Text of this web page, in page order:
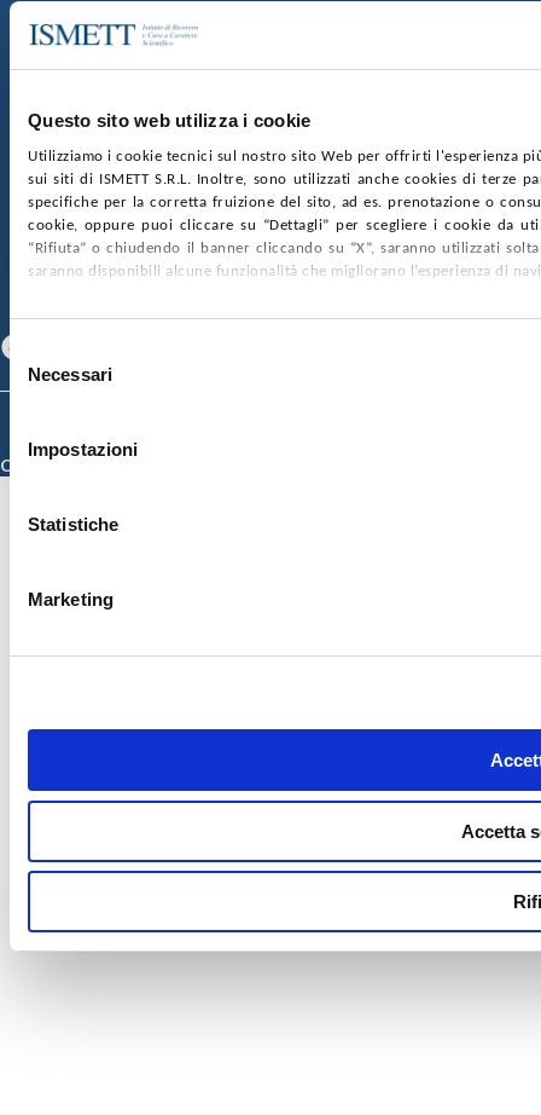
Questo sito web utilizza i cookie
Utilizziamo i cookie tecnici sul nostro sito Web per offrirti l'esperienza
sui siti di ISMETT S.R.L. Inoltre, sono utilizzati anche cookies di terze
specifiche per la corretta fruizione del sito, ad es. prenotazione o
cookie, oppure puoi cliccare su “Dettagli” per scegliere i cookie da
“Rifiuta” o chiudendo il banner cliccando su “X”, saranno utilizzati
saranno disponibili alcune funzionalità che migliorano l’esperienza di
Selezione
delNecessari
Impostazioni
Statistiche
Marketing
Accetta
Via Discesa dei Giudici 4 90133 Palermo
nr. REA PA-201818 P.I. 04544550827
SOCIETÀ TRASPARENTE WHISTLEBLOWING
GARE E CONTRATTIPRIVACYCOOKIE POLICY
SOSTIENICIMAPPA DEL SITOACCESSIBILITÀ
CONTATTI
Specializzazione)
Credits